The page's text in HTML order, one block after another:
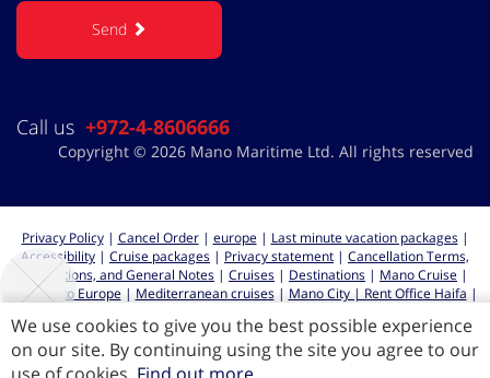
Send
Call us +972-4-8606666
Copyright © 2026 Mano Maritime Ltd. All rights reserved
Privacy Policy | Cancel Order | europe | Last minute vacation packages |
Accessibility | Cruise packages | Privacy statement | Cancellation Terms,
Regulations, and General Notes | Cruises | Destinations | Mano Cruise |
Cruises to Europe | Mediterranean cruises | Mano City | Rent Office Haifa |
All rights reserved for Mano Maritime LTD 2026 ©
We use cookies to give you the best possible experience
on our site. By continuing using the site you agree to our